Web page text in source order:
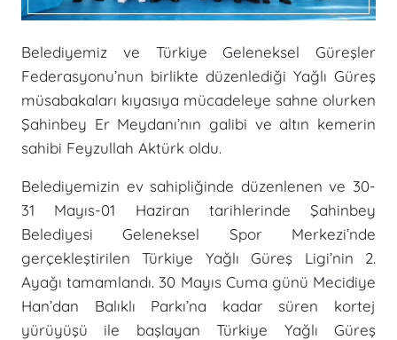
Belediyemiz ve Türkiye Geleneksel Güreşler
Federasyonu’nun birlikte düzenlediği Yağlı Güreş
müsabakaları kıyasıya mücadeleye sahne olurken
Şahinbey Er Meydanı’nın galibi ve altın kemerin
sahibi Feyzullah Aktürk oldu.
Belediyemizin ev sahipliğinde düzenlenen ve 30-
31 Mayıs-01 Haziran tarihlerinde Şahinbey
Belediyesi Geleneksel Spor Merkezi’nde
gerçekleştirilen Türkiye Yağlı Güreş Ligi’nin 2.
Ayağı tamamlandı. 30 Mayıs Cuma günü Mecidiye
Han’dan Balıklı Parkı’na kadar süren kortej
yürüyüşü ile başlayan Türkiye Yağlı Güreş